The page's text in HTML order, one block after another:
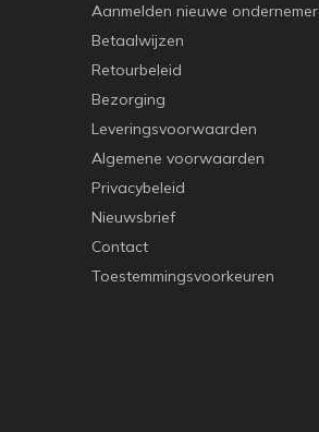
Aanmelden nieuwe ondernemer
Betaalwijzen
Retourbeleid
Bezorging
Leveringsvoorwaarden
Algemene voorwaarden
Privacybeleid
Nieuwsbrief
Contact
Toestemmingsvoorkeuren